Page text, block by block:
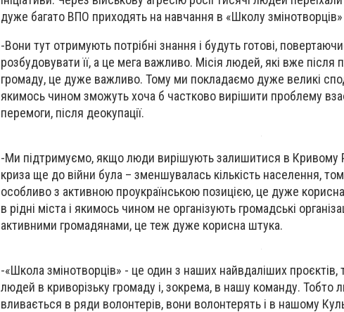
дуже багато ВПО приходять на навчання в «Школу змінотворців»
-Вони тут отримують потрібні знання і будуть готові,
розбудовувати її, а це мега важливо. Місія людей, які вже
громаду, це дуже важливо. Тому ми покладаємо дуже великі
якимось чином зможуть хоча б частково вирішити проблему
перемоги, після деокупації.
-Ми підтримуємо, якщо люди вирішують залишитися в Кривому
криза ще до війни була – зменшувалась кількість населення,
особливо з активною проукраїнською позицією, це дуже
в рідні міста і якимось чином не організують громадські
активними громадянами, це теж дуже корисна штука.
-«Школа змінотворців» - це один з наших найвдаліших проєктів,
людей в криворізьку громаду і, зокрема, в нашу команду. Тобто
вливається в ряди волонтерів, вони волонтерять і в нашому